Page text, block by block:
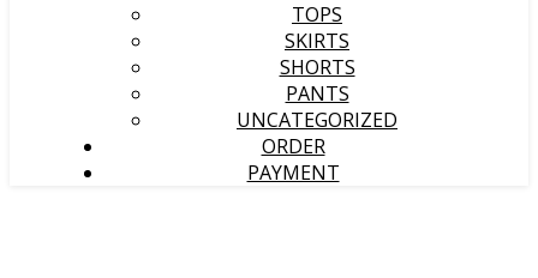
TOPS
SKIRTS
SHORTS
PANTS
UNCATEGORIZED
ORDER
PAYMENT